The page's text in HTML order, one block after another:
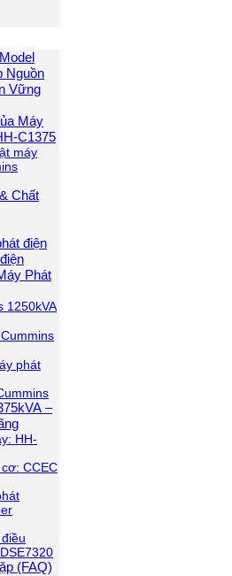
Nguồn
Vững
Máy
máy
Chất
điện
Phát
1250kVA
phát
–
HH-
CCEC
(FAQ)